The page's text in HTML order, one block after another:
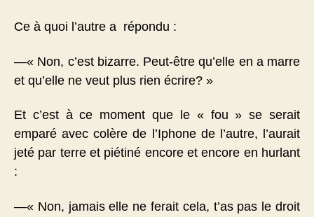
Ce à quoi l’autre a répondu :
—« Non, c’est bizarre. Peut-être qu’elle en a marre
et qu’elle ne veut plus rien écrire? »
Et c’est à ce moment que le « fou » se serait
emparé avec colère de l’Iphone de l’autre, l’aurait
jeté par terre et piétiné encore et encore en hurlant
:
—« Non, jamais elle ne ferait cela, t’as pas le droit